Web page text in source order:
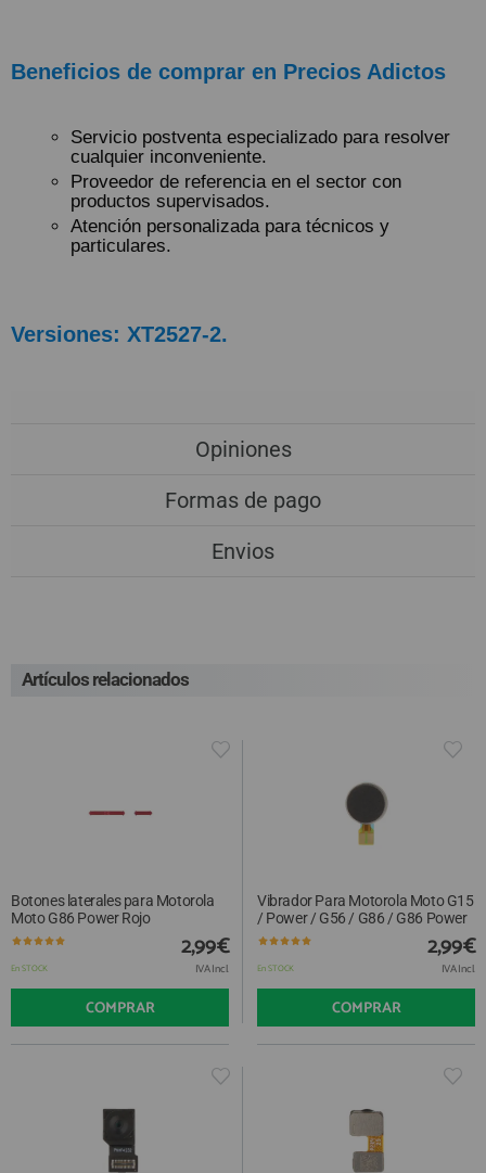
Beneficios de comprar en Precios Adictos
Servicio postventa especializado para resolver
cualquier inconveniente.
Proveedor de referencia en el sector con
productos supervisados.
Atención personalizada para técnicos y
particulares.
Versiones: XT2527-2.
Opiniones
Formas de pago
Envios
Artículos relacionados
Botones laterales para Motorola
Moto G86 Power Rojo
En STOCK
2,99€
IVA Incl.
COMPRAR
Vibrador Para Motorola Moto G15
/ Power / G56 / G86 / G86 Power
En STOCK
2,99€
IVA Incl.
COMPRAR